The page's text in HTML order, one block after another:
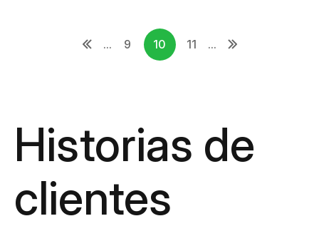
... 9 10 11 ...
Historias de
clientes